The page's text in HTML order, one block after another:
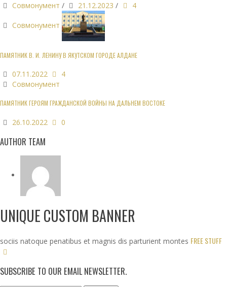
Совмонумент / 21.12.2023 / 4
Совмонумент
ПАМЯТНИК В. И. ЛЕНИНУ В ЯКУТСКОМ ГОРОДЕ АЛДАНЕ
07.11.2022
4
Совмонумент
ПАМЯТНИК ГЕРОЯМ ГРАЖДАНСКОЙ ВОЙНЫ НА ДАЛЬНЕМ ВОСТОКЕ
26.10.2022 0
AUTHOR TEAM
UNIQUE CUSTOM BANNER
sociis natoque penatibus et magnis dis parturient montes FREE STUFF
SUBSCRIBE TO OUR EMAIL NEWSLETTER.